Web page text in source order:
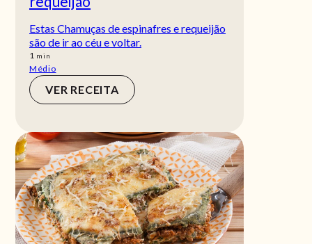
Estas Chamuças de espinafres e requeijão
são de ir ao céu e voltar.
1 min
min
Médio
VER RECEITA